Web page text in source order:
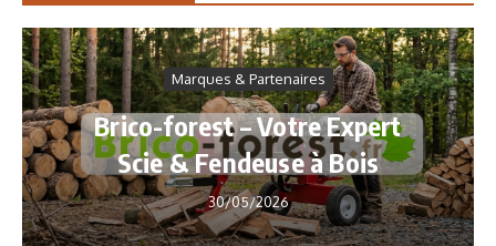
Marques & Partenaires
Brico-forest – Votre Expert
Scie & Fendeuse à Bois
30/05/2026